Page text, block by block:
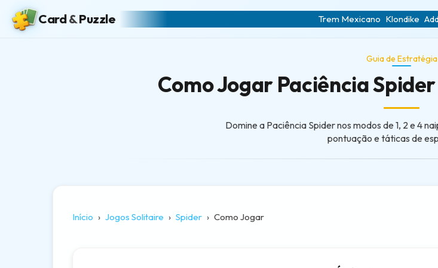
Card&Puzzle Trem Mexicano Klondike
Guia de Estratégia
Como Jogar Paciência
Domine a Paciência Spider nos modos de 1, 2 e 4
pontuação e táticas de
Início Jogos Solitaire Spider Como Jogar